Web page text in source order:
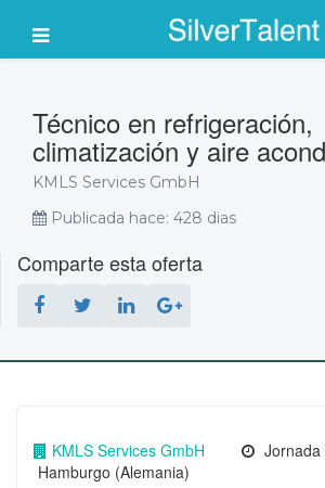
Técnico en refrigeración,
climatización y aire
KMLS Services GmbH
Publicada hace: 428 dias
Comparte esta oferta
KMLS Services GmbH
Hamburgo (Alemania)